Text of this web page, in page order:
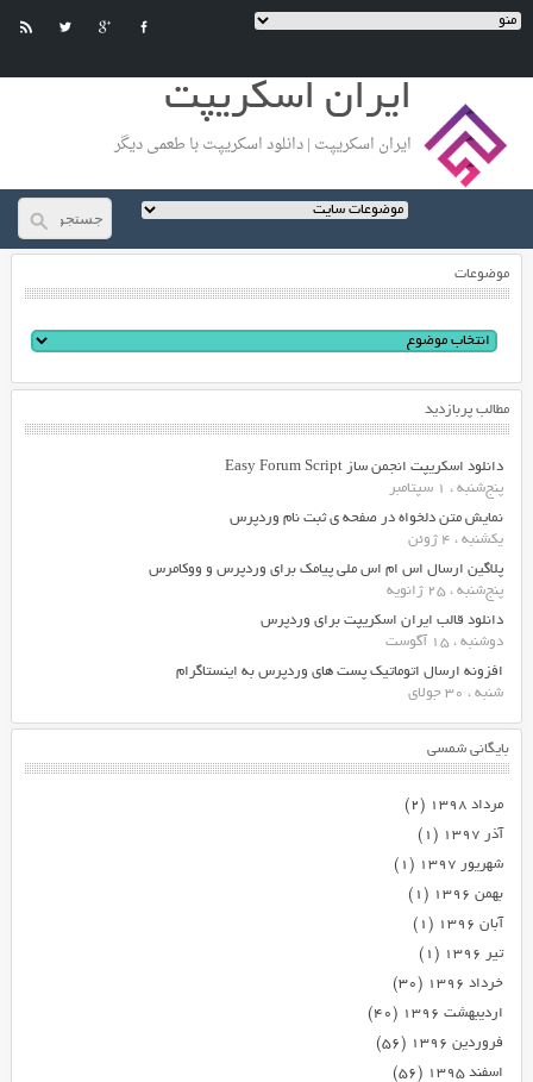
ایران اسکریپت
ایران اسکریپت | دانلود اسکریپت با طعمی دیگر
موضوعات
مطالب پربازدید
دانلود اسکریپت انجمن ساز Easy Forum Script
پنج‌شنبه ، 1 سپتامبر
نمایش متن دلخواه در صفحه ی ثبت نام وردپرس
یکشنبه ، 4 ژوئن
پلاگین ارسال اس ام اس ملی پیامک برای وردپرس و ووکامرس
پنج‌شنبه ، 25 ژانویه
دانلود قالب ایران اسکریپت برای وردپرس
دوشنبه ، 15 آگوست
افزونه ارسال اتوماتیک پست های وردپرس به اینستاگرام
شنبه ، 30 جولای
بایگانی شمسی
مرداد ۱۳۹۸
(۲)
آذر ۱۳۹۷
(۱)
شهریور ۱۳۹۷
(۱)
بهمن ۱۳۹۶
(۱)
آبان ۱۳۹۶
(۱)
تیر ۱۳۹۶
(۱)
خرداد ۱۳۹۶
(۳۰)
اردیبهشت ۱۳۹۶
(۴۰)
فروردین ۱۳۹۶
(۵۶)
اسفند ۱۳۹۵
(۵۶)